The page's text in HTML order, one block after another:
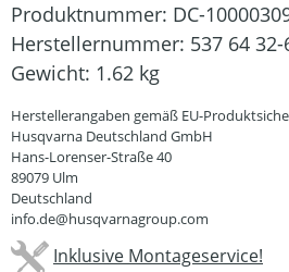
Produktnummer: DC-
Herstellernummer: 537 64 32-
Gewicht: 1.62 kg
Herstellerangaben gemäß EU-
Husqvarna Deutschland GmbH
Hans-Lorenser-Straße 40
89079 Ulm
Deutschland
info.de@husqvarnagroup.com
Inklusive Montageservice!